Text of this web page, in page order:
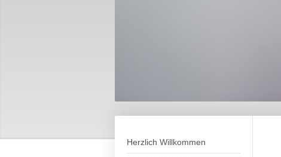
Herzlich Willkommen